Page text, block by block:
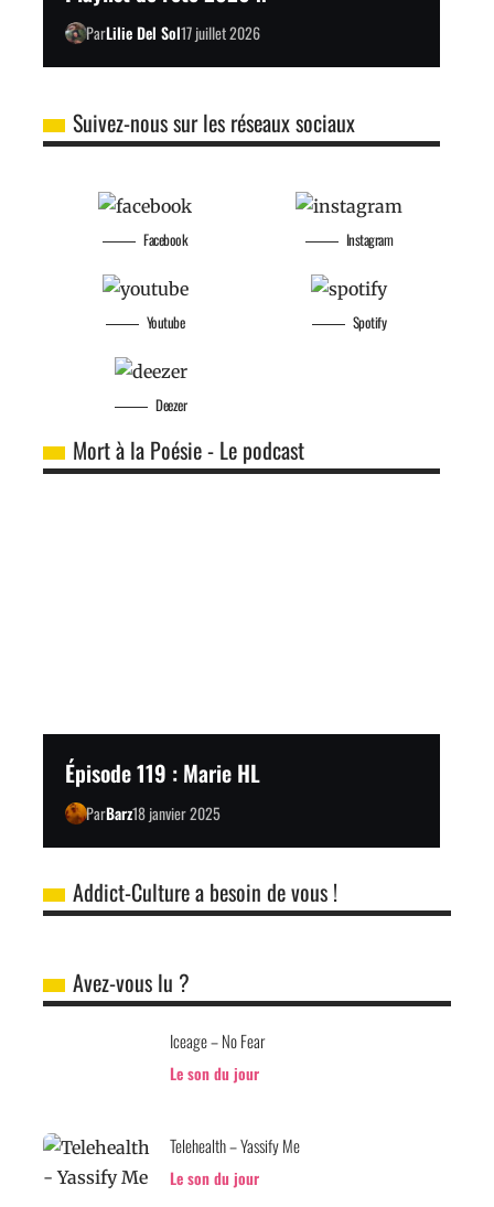
ParLilie Del Sol17 juillet 2026
Suivez-nous sur les réseaux sociaux
Facebook
Youtube
Instagram
Spotify
Deezer
Mort à la Poésie - Le podcast
Épisode 119 : Marie HL
ParBarz18 janvier 2025
Addict-Culture a besoin de vous !
Avez-vous lu ?
Iceage – No Fear
Le son du jour
Telehealth – Yassify Me
Le son du jour